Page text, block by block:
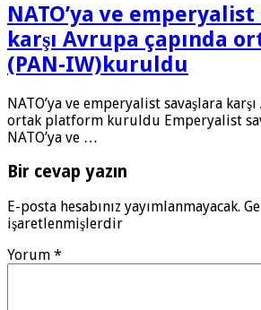
NATO’ya ve
karşı Avrupa çapında
(PAN-IW)kuruldu
NATO’ya ve emperyalist savaşlara
ortak platform kuruldu Emperyalist
NATO’ya ve …
Bir cevap yazın
E-posta hesabınız yayımlanmayacak.
işaretlenmişlerdir
Yorum *